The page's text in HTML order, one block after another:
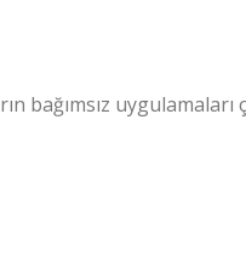
bağımsız uygulamaları